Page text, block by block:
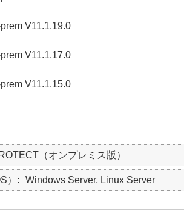
V11.1.19.0
V11.1.17.0
V11.1.15.0
（オンプレミス版）
） Windows Server, Linux Server